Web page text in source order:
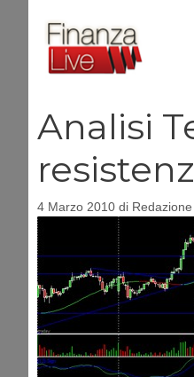
contenuto
Analisi
4 Marzo 2010 di Redazione